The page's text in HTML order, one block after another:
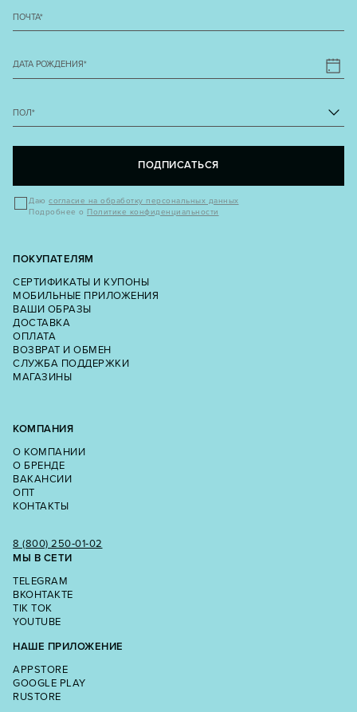
ПОЧТА*
ДАТА РОЖДЕНИЯ*
ПОЛ*
ПОДПИСАТЬСЯ
Даю согласие на обработку персональных данных
Подробнее о Политике конфиденциальности
ПОКУПАТЕЛЯМ
СЕРТИФИКАТЫ И КУПОНЫ
МОБИЛЬНЫЕ ПРИЛОЖЕНИЯ
ВАШИ ОБРАЗЫ
ДОСТАВКА
ОПЛАТА
ВОЗВРАТ И ОБМЕН
СЛУЖБА ПОДДЕРЖКИ
МАГАЗИНЫ
КОМПАНИЯ
О КОМПАНИИ
О БРЕНДЕ
ВАКАНСИИ
ОПТ
КОНТАКТЫ
8 (800) 250‑01‑02
МЫ В СЕТИ
TELEGRAM
ВКОНТАКТЕ
TIK TOK
YOUTUBE
НАШЕ ПРИЛОЖЕНИЕ
APPSTORE
GOOGLE PLAY
RUSTORE